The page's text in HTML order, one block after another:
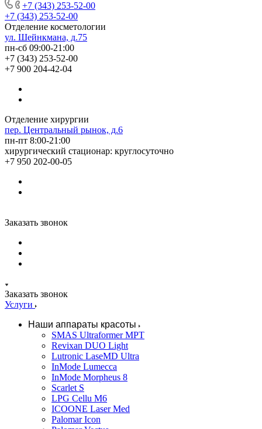
+7 (343) 253-52-00
+7 (343) 253-52-00
Отделение косметологии
ул. Шейнкмана, д.75
пн-сб 09:00-21:00
+7 (343) 253-52-00
+7 900 204-42-04
Отделение хирургии
пер. Центральный рынок, д.6
пн-пт 8:00-21:00
хирургический стационар: круглосуточно
+7 950 202-00-05
Заказать звонок
Заказать звонок
Услуги
Наши аппараты красоты
SMAS Ultraformer MPT
Revixan DUO Light
Lutronic LaseMD Ultra
InMode Lumecca
InMode Morpheus 8
Scarlet S
LPG Cellu M6
ICOONE Laser Med
Palomar Icon